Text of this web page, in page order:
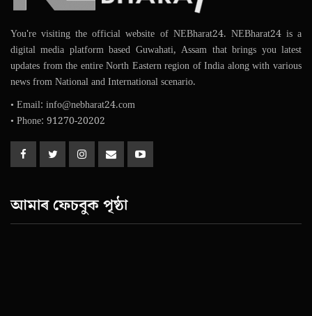
You're visiting the official website of NEBharat24. NEBharat24 is a
digital media platform based Guwahati, Assam that brings you latest
updates from the entire North Eastern region of India along with various
news from National and International scenario.
• Email: info@nebharat24.com
• Phone: 91270-20202
আমাৰ ফেচবুক পৃষ্ঠা